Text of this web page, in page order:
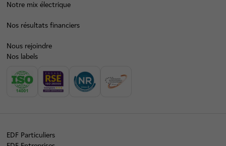
Notre mix électrique
Nos résultats financiers
Nous rejoindre
Nos labels
EDF Particuliers